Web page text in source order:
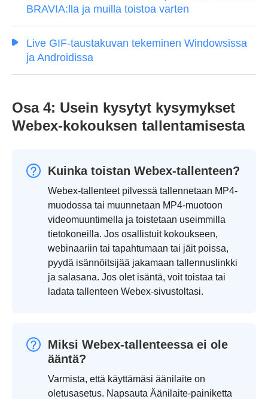
BRAVIA:lla ja muilla toistoa varten
Live GIF-taustakuvan tekeminen Windowsissa
ja Androidissa
Osa 4: Usein kysytyt kysymykset
Webex-kokouksen tallentamisesta
Kuinka toistan Webex-tallenteen?
Webex-tallenteet pilvessä tallennetaan MP4-
muodossa tai muunnetaan MP4-muotoon
videomuuntimella ja toistetaan useimmilla
tietokoneilla. Jos osallistuit kokoukseen,
webinaariin tai tapahtumaan tai jäit poissa,
pyydä isännöitsijää jakamaan tallennuslinkki
ja salasana. Jos olet isäntä, voit toistaa tai
ladata tallenteen Webex-sivustoltasi.
Miksi Webex-tallenteessa ei ole
ääntä?
Varmista, että käyttämäsi äänilaite on
oletusasetus. Napsauta Äänilaite-painiketta